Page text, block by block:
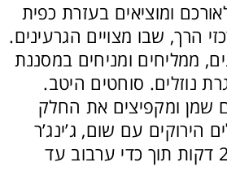
ומוציאים בעזרת כפית
הרך, שבו מצויים הגרעינים.
ממליחים ומניחים במסננת
שמן ומקפיצים את החלק
הירוקים עם שום, ג’ינג’ר
ופלפל חריף כ-2 דקות תוך כדי ערבוב עד